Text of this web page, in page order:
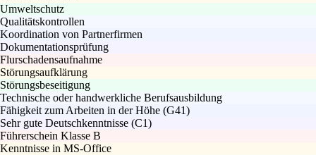
Umweltschutz
Qualitätskontrollen
Koordination von Partnerfirmen
Dokumentationsprüfung
Flurschadensaufnahme
Störungsaufklärung
Störungsbeseitigung
Technische oder handwerkliche Berufsausbildung
Fähigkeit zum Arbeiten in der Höhe (G41)
Sehr gute Deutschkenntnisse (C1)
Führerschein Klasse B
Kenntnisse in MS-Office